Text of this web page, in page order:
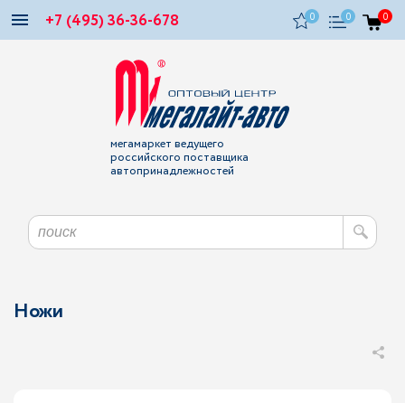
+7 (495) 36-36-678 0 0 0
мегамаркет ведущего
российского поставщика
автопринадлежностей
Ножи